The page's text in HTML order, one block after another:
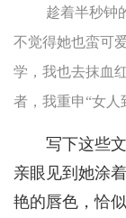
趁着半秒钟
不觉得她也蛮可
学，我也去抹血
者，我重申“女人
写下这些
亲眼见到她涂
艳的唇色，恰